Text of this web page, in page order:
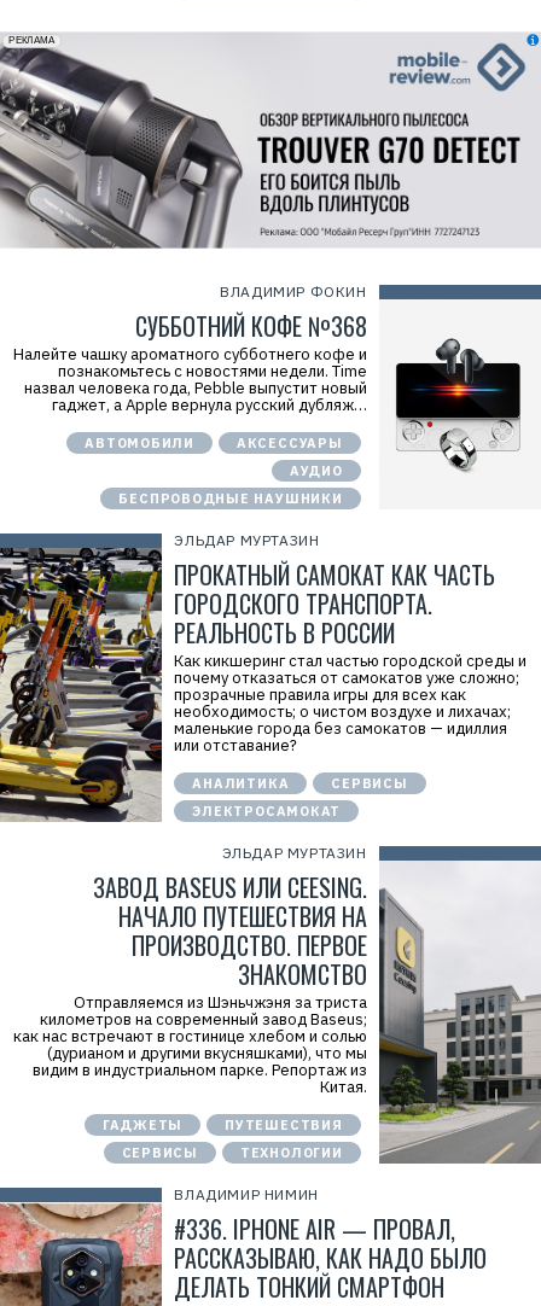
ВЛАДИМИР ФОКИН
СУББОТНИЙ КОФЕ №368
Налейте чашку ароматного субботнего кофе и
познакомьтесь с новостями недели. Time
назвал человека года, Pebble выпустит новый
гаджет, а Apple вернула русский дубляж…
АВТОМОБИЛИ
АКСЕССУАРЫ
АУДИО
БЕСПРОВОДНЫЕ НАУШНИКИ
ЭЛЬДАР МУРТАЗИН
ПРОКАТНЫЙ САМОКАТ КАК ЧАСТЬ
ГОРОДСКОГО ТРАНСПОРТА.
РЕАЛЬНОСТЬ В РОССИИ
Как кикшеринг стал частью городской среды и
почему отказаться от самокатов уже сложно;
прозрачные правила игры для всех как
необходимость; о чистом воздухе и лихачах;
маленькие города без самокатов — идиллия
или отставание?
АНАЛИТИКА
СЕРВИСЫ
ЭЛЕКТРОСАМОКАТ
ЭЛЬДАР МУРТАЗИН
ЗАВОД BASEUS ИЛИ CEESING.
НАЧАЛО ПУТЕШЕСТВИЯ НА
ПРОИЗВОДСТВО. ПЕРВОЕ
ЗНАКОМСТВО
Отправляемся из Шэньчжэня за триста
километров на современный завод Baseus;
как нас встречают в гостинице хлебом и солью
(дурианом и другими вкусняшками), что мы
видим в индустриальном парке. Репортаж из
Китая.
ГАДЖЕТЫ
ПУТЕШЕСТВИЯ
СЕРВИСЫ
ТЕХНОЛОГИИ
ВЛАДИМИР НИМИН
#336. IPHONE AIR — ПРОВАЛ,
РАССКАЗЫВАЮ, КАК НАДО БЫЛО
ДЕЛАТЬ ТОНКИЙ СМАРТФОН
erid: 2VfnxxmNzs5
РЕКЛАМА